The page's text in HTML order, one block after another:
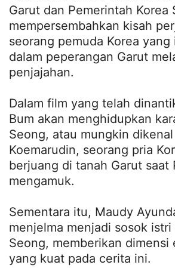
Garut dan Pemerintah Korea
mempersembahkan kisah
seorang pemuda Korea
dalam peperangan Garut
penjajahan.
Dalam film yang telah
Bum akan menghidupkan
Seong, atau mungkin
Koemarudin, seorang pria
berjuang di tanah Garut saat
mengamuk.
Sementara itu, Maudy
menjelma menjadi sosok istri
Seong, memberikan dimensi
yang kuat pada cerita ini.